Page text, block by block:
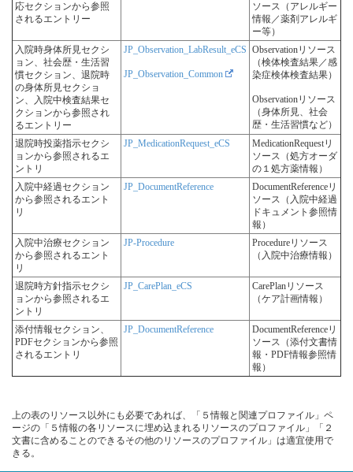
応セクションから参照
されるエントリー
ソース（アレルギー
情報／薬剤アレルギ
ー等）
入院時身体所見セクシ
ョン、社会歴・生活習
慣セクション、退院時
の身体所見セクショ
ン、入院中検査結果セ
クションから参照され
るエントリー
JP_Observation_LabResult_eCS
JP_Observation_Common
Observationリソース
（検体検査結果／感
染症検体検査結果）
Observationリソース
（身体所見、社会
歴・生活習慣など）
退院時投薬指示セクシ
ョンから参照されるエ
ントリ
JP_MedicationRequest_eCS
MedicationRequestリ
ソース（処方オーダ
の１処方薬情報）
入院中経過セクション
から参照されるエント
リ
JP_DocumentReference
DocumentReferenceリ
ソース（入院中経過
ドキュメント参照情
報）
入院中治療セクション
から参照されるエント
リ
JP-Procedure
Procedureリソース
（入院中治療情報）
退院時方針指示セクシ
ョンから参照されるエ
ントリ
JP_CarePlan_eCS
CarePlanリソース
（ケア計画情報）
添付情報セクション、
PDFセクションから参照
されるエントリ
JP_DocumentReference
DocumentReferenceリ
ソース（添付文書情
報・PDF情報参照情
報）
上の表のリソース以外にも必要であれば、「５情報と関連プロファイル」ペ
ージの「５情報の各リソースに埋め込まれるリソースのプロファイル」「２
文書に含めることのできるその他のリソースのプロファイル」は適宜使用で
きる。